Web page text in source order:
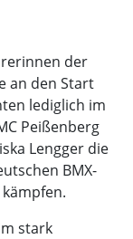
der
an den Start
lediglich im
Peißenberg
Lengger die
BMX-
stark